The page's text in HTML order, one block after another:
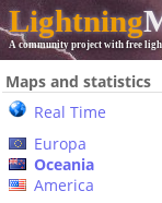
Lightning
A community project with free
Maps and statistics
Real Time
Europa
Oceania
America